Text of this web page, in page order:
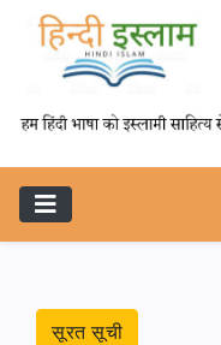
सूरत सूची